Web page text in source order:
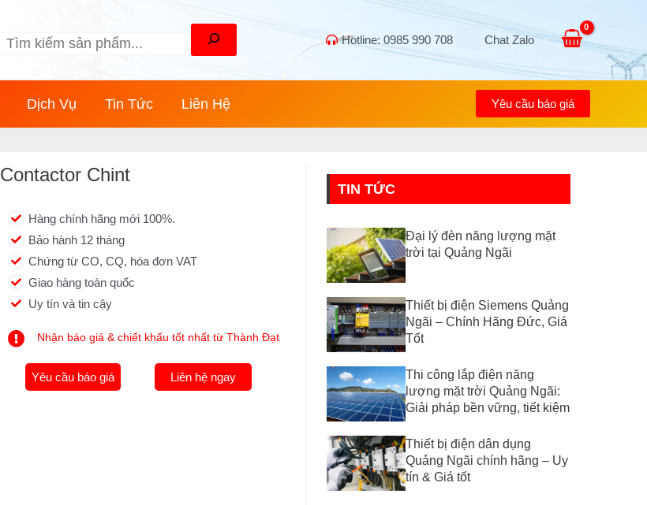
Hotline: 0985 990 708 Chat Zalo
Dịch Vụ Tin Tức Liên Hệ Yêu cầu báo giá
Contactor Chint
Hàng chính hãng mới 100%.
Bảo hành 12 tháng
Chứng từ CO, CQ, hóa đơn VAT
Giao hàng toàn quốc
Uy tín và tin cậy
Nhận báo giá & chiết khấu tốt nhất từ Thành Đạt
Yêu cầu báo giá Liên hệ ngay
TIN TỨC
Đại lý đèn năng lượng mặt
trời tại Quảng Ngãi
Thiết bị điện Siemens Quảng
Ngãi – Chính Hãng Đức, Giá
Tốt
Thi công lắp điện năng
lượng mặt trời Quảng Ngãi:
Giải pháp bền vững, tiết kiệm
Thiết bị điện dân dụng
Quảng Ngãi chính hãng – Uy
tín & Giá tốt